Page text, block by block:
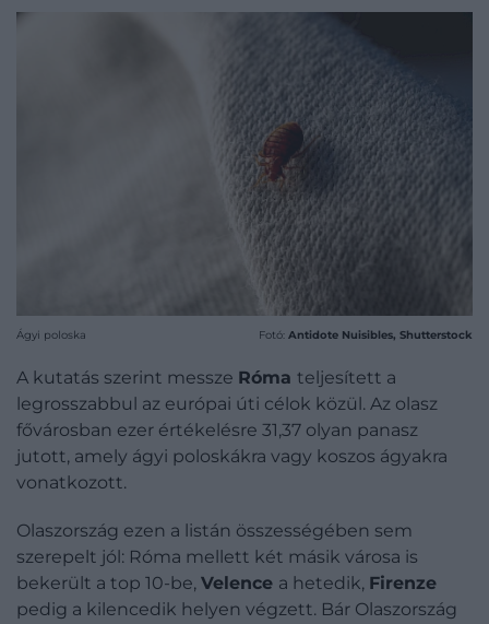
Ágyi poloska Fotó: Antidote Nuisibles, Shutterstock
A kutatás szerint messze Róma teljesített a
legrosszabbul az európai úti célok közül. Az olasz
fővárosban ezer értékelésre 31,37 olyan panasz
jutott, amely ágyi poloskákra vagy koszos ágyakra
vonatkozott.
Olaszország ezen a listán összességében sem
szerepelt jól: Róma mellett két másik városa is
bekerült a top 10-be, Velence a hetedik, Firenze
pedig a kilencedik helyen végzett. Bár Olaszország